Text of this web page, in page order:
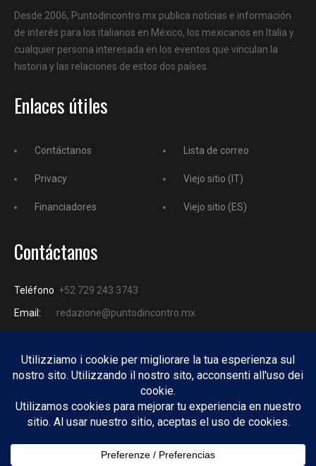
Desde 2006, Puntodincontro.mx publica noticias e información
de interés para los italianos en México, los mexicanos en Italia y
cualquier persona interesada en los eventos que vinculan la
historia y las relaciones de estos dos países.
Enlaces útiles
Contáctanos
Privacy
Financiadores
Lista de correo
Viejo sitio (IT)
Viejo sitio (ES)
Contáctanos
Teléfono +52 729 243 3743
Email:
redazione@puntodincontro.mx
PUNTODINCONTRO